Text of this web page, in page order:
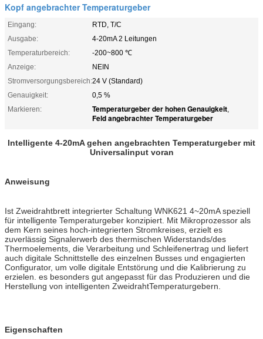
Kopf angebrachter Temperaturgeber
Eingang:
RTD, T/C
Ausgabe:
4-20mA 2 Leitungen
Temperaturbereich:
-200~800 ℃
Anzeige:
NEIN
Stromversorgungsbereich:24 V (Standard)
Genauigkeit:
0,5 %
Markieren:
Temperaturgeber der hohen Genauigkeit,
Feld angebrachter Temperaturgeber
Intelligente 4-20mA gehen angebrachten Temperaturgeber mit
Universalinput voran
Anweisung
Ist Zweidrahtbrett integrierter Schaltung WNK621 4~20mA speziell
für intelligente Temperaturgeber konzipiert. Mit Mikroprozessor als
dem Kern seines hoch-integrierten Stromkreises, erzielt es
zuverlässig Signalerwerb des thermischen Widerstands/des
Thermoelements, die Verarbeitung und Schleifenertrag und liefert
auch digitale Schnittstelle des einzelnen Busses und engagierten
Configurator, um volle digitale Entstörung und die Kalibrierung zu
erzielen. es besonders gut angepasst für das Produzieren und die
Herstellung von intelligenten ZweidrahtTemperaturgebern.
Eigenschaften